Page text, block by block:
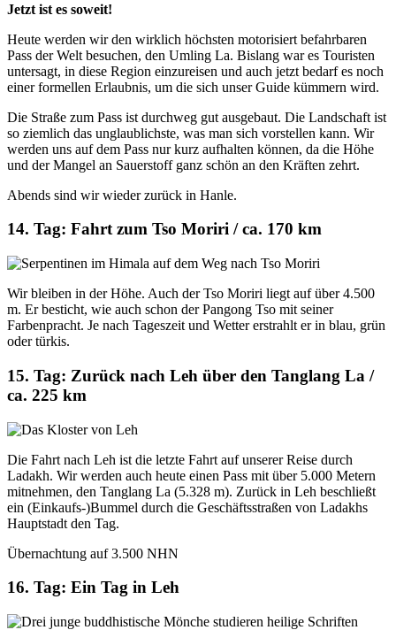
Jetzt ist es soweit!
Heute werden wir den wirklich höchsten motorisiert befahrbaren
Pass der Welt besuchen, den Umling La. Bislang war es Touristen
untersagt, in diese Region einzureisen und auch jetzt bedarf es noch
einer formellen Erlaubnis, um die sich unser Guide kümmern wird.
Die Straße zum Pass ist durchweg gut ausgebaut. Die Landschaft ist
so ziemlich das unglaublichste, was man sich vorstellen kann. Wir
werden uns auf dem Pass nur kurz aufhalten können, da die Höhe
und der Mangel an Sauerstoff ganz schön an den Kräften zehrt.
Abends sind wir wieder zurück in Hanle.
14. Tag: Fahrt zum Tso Moriri / ca. 170 km
Wir bleiben in der Höhe. Auch der Tso Moriri liegt auf über 4.500
m. Er besticht, wie auch schon der Pangong Tso mit seiner
Farbenpracht. Je nach Tageszeit und Wetter erstrahlt er in blau, grün
oder türkis.
15. Tag: Zurück nach Leh über den Tanglang La /
ca. 225 km
Die Fahrt nach Leh ist die letzte Fahrt auf unserer Reise durch
Ladakh. Wir werden auch heute einen Pass mit über 5.000 Metern
mitnehmen, den Tanglang La (5.328 m). Zurück in Leh beschließt
ein (Einkaufs-)Bummel durch die Geschäftsstraßen von Ladakhs
Hauptstadt den Tag.
Übernachtung auf 3.500 NHN
16. Tag: Ein Tag in Leh